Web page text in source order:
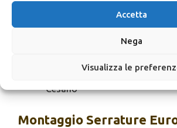
Accetta
Nega
Visualizza le
Cesano
Sostituzione Serrature
Sostituzione Serrature
Sostituzione Serrature
Cesano
Montaggio Serrature